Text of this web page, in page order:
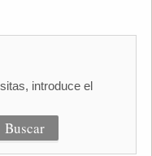
introduce el